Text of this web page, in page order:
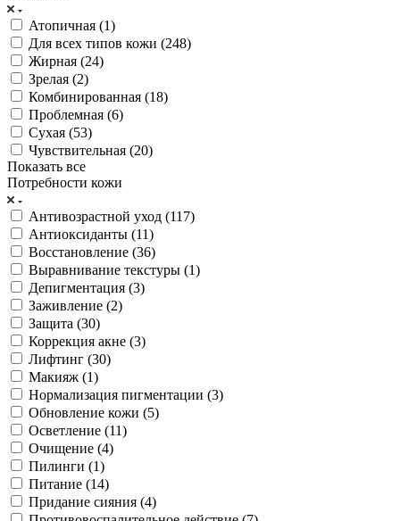
Атопичная (1)
Для всех типов кожи (248)
Жирная (24)
Зрелая (2)
Комбинированная (18)
Проблемная (6)
Сухая (53)
Чувствительная (20)
Показать все
Потребности кожи
Антивозрастной уход (117)
Антиоксиданты (11)
Восстановление (36)
Выравнивание текстуры (1)
Депигментация (3)
Заживление (2)
Защита (30)
Коррекция акне (3)
Лифтинг (30)
Макияж (1)
Нормализация пигментации (3)
Обновление кожи (5)
Осветление (11)
Очищение (4)
Пилинги (1)
Питание (14)
Придание сияния (4)